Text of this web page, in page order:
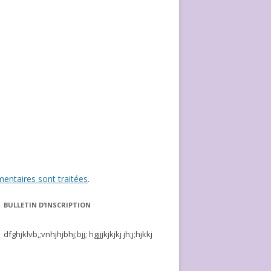
sont traitées.
BULLETIN D’INSCRIPTION
dfghjklvb,;vnhjhjbhj;bjj; hgjjjkjkjkj jh;j;hjkkj